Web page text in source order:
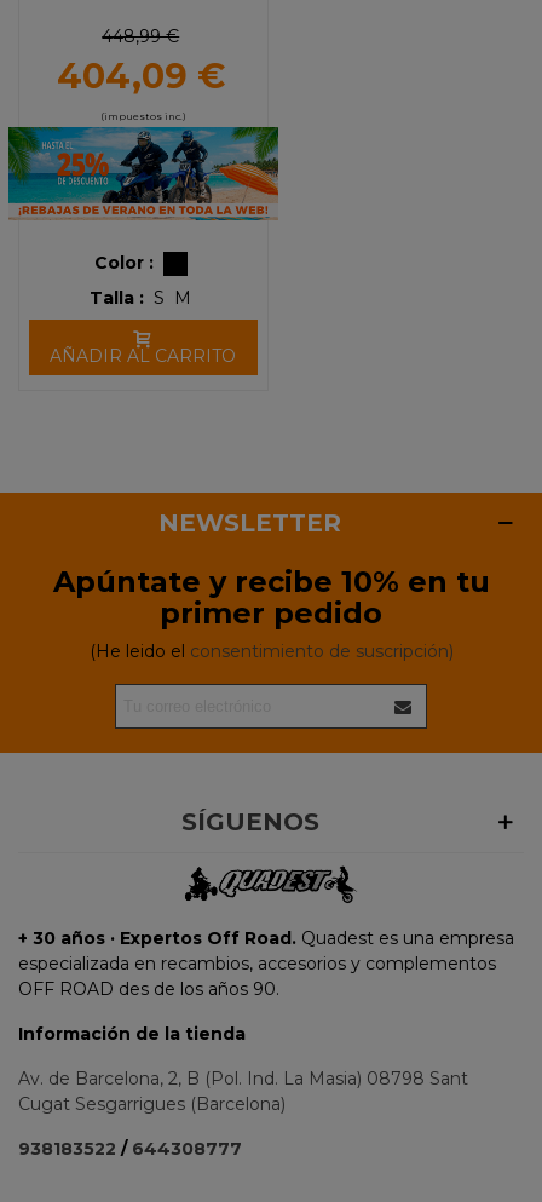
448,99 €
404,09 €
(impuestos inc.)
Color :
Talla : S M
AÑADIR AL CARRITO
NEWSLETTER
Apúntate y recibe 10% en tu
primer pedido
(He leido el consentimiento de suscripción)
SÍGUENOS
+ 30 años · Expertos Off Road. Quadest es una empresa
especializada en recambios, accesorios y complementos
OFF ROAD des de los años 90.
Información de la tienda
Av. de Barcelona, 2, B (Pol. Ind. La Masia) 08798 Sant
Cugat Sesgarrigues (Barcelona)
938183522 / 644308777